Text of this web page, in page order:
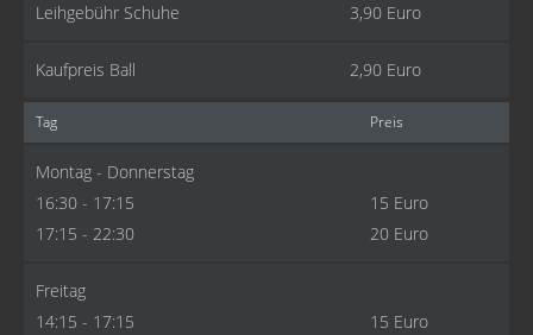
Leihgebühr Schuhe 3,90 Euro
Kaufpreis Ball 2,90 Euro
Tag Preis
Montag - Donnerstag
16:30 - 17:15
17:15 - 22:30
15 Euro
20 Euro
Freitag
14:15 - 17:15
15 Euro